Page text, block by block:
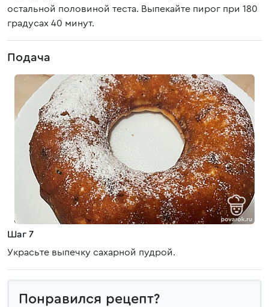
остальной половиной теста. Выпекайте пирог при 180
градусах 40 минут.
Подача
Шаг 7
Украсьте выпечку сахарной пудрой.
Понравился рецепт?